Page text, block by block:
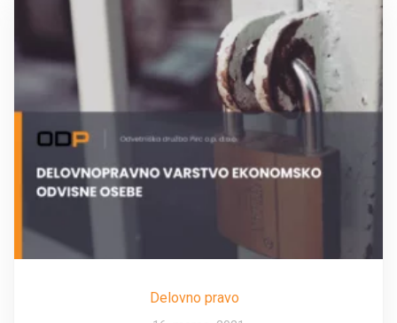
Delovno pravo